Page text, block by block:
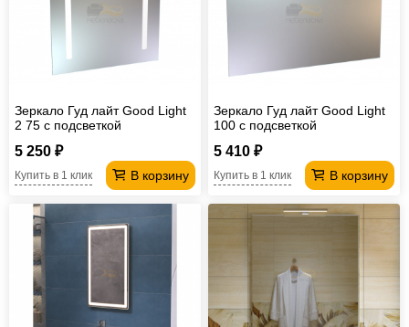
Зеркало Гуд лайт Good Light
2 75 с подсветкой
5 250 ₽
В корзину
Купить в 1 клик
Зеркало Гуд лайт Good Light
100 с подсветкой
5 410 ₽
В корзину
Купить в 1 клик